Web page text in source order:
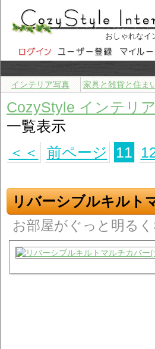
おしゃれなイ
インテリア写真 家具と雑貨と住ま
CozyStyle インテリア
一覧表示
＜＜
前ページ 11
リバーシブルキルト
お部屋がぐっと明る